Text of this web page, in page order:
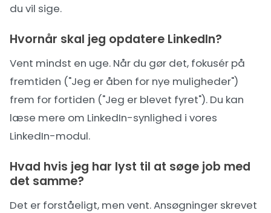
du vil sige.
Hvornår skal jeg opdatere LinkedIn?
Vent mindst en uge. Når du gør det, fokusér på
fremtiden ("Jeg er åben for nye muligheder")
frem for fortiden ("Jeg er blevet fyret"). Du kan
læse mere om LinkedIn-synlighed i vores
LinkedIn-modul.
Hvad hvis jeg har lyst til at søge job med
det samme?
Det er forståeligt, men vent. Ansøgninger skrevet